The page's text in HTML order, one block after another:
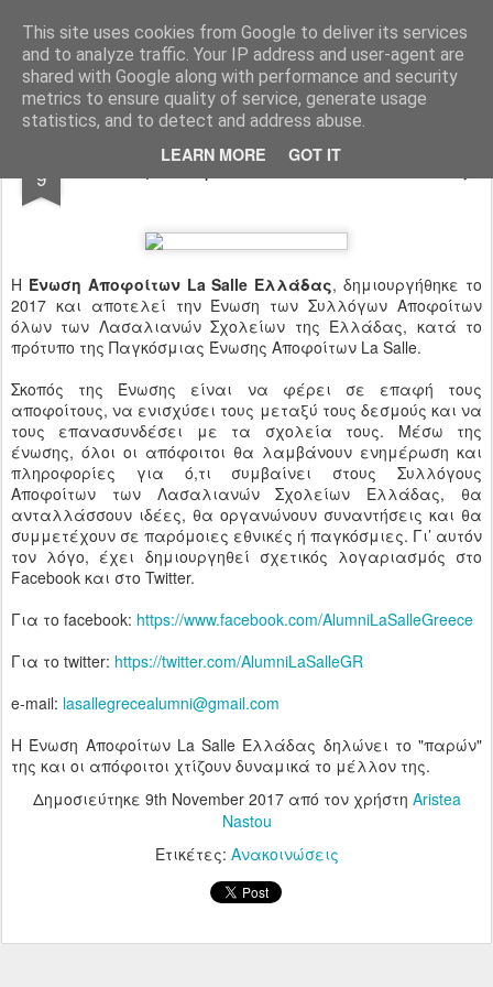
This site uses cookies from Google to deliver its services
and to analyze traffic. Your IP address and user-agent are
shared with Google along with performance and security
metrics to ensure quality of service, generate usage
statistics, and to detect and address abuse.
LEARN MORE GOT IT
Ιδιωτικό Δημοτικό Σχολείο "Ι.Μ.ΔΕΛΑΣΑΛ"
9 Ένωση Αποφοίτων La Salle Ελλάδας
H Ένωση Αποφοίτων La Salle Ελλάδας, δημιουργήθηκε το
2017 και αποτελεί την Ένωση των Συλλόγων Αποφοίτων
όλων των Λασαλιανών Σχολείων της Ελλάδας, κατά το
πρότυπο της Παγκόσμιας Ένωσης Αποφοίτων La Salle.
Σκοπός της Ένωσης είναι να φέρει σε επαφή τους
αποφοίτους, να ενισχύσει τους μεταξύ τους δεσμούς και να
τους επανασυνδέσει με τα σχολεία τους. Μέσω της
ένωσης, όλοι οι απόφοιτοι θα λαμβάνουν ενημέρωση και
πληροφορίες για ό,τι συμβαίνει στους Συλλόγους
Αποφοίτων των Λασαλιανών Σχολείων Ελλάδας, θα
ανταλλάσσουν ιδέες, θα οργανώνουν συναντήσεις και θα
συμμετέχουν σε παρόμοιες εθνικές ή παγκόσμιες. Γι’ αυτόν
τον λόγο, έχει δημιουργηθεί σχετικός λογαριασμός στο
Facebook και στο Twitter.
Για το facebook: https://www.facebook.com/AlumniLaSalleGreece
Για το twitter: https://twitter.com/AlumniLaSalleGR
e-mail: lasallegrecealumni@gmail.com
Η Ένωση Αποφοίτων La Salle Ελλάδας δηλώνει το "παρών"
της και οι απόφοιτοι χτίζουν δυναμικά το μέλλον της.
Δημοσιεύτηκε 9th November 2017από τον χρήστη Aristea
Nastou
Ετικέτες: Ανακοινώσεις